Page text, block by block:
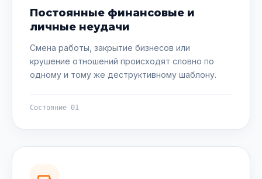
Постоянные финансовые и
личные неудачи
Смена работы, закрытие бизнесов или
крушение отношений происходят словно по
одному и тому же деструктивному шаблону.
Состояние 01